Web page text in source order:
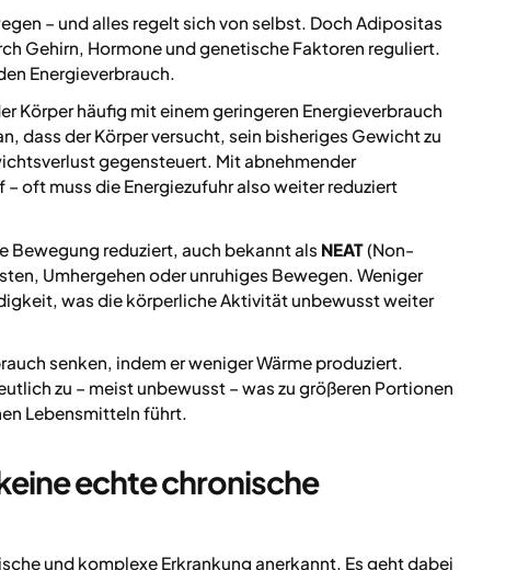
– und alles regelt sich von selbst. Doch Adipositas
Gehirn, Hormone und genetische Faktoren reguliert.
Energieverbrauch.
Körper häufig mit einem geringeren Energieverbrauch
dass der Körper versucht, sein bisheriges Gewicht zu
gegensteuert. Mit abnehmender
oft muss die Energiezufuhr also weiter reduziert
Bewegung reduziert, auch bekannt als NEAT(Non-
Umhergehen oder unruhiges Bewegen. Weniger
was die körperliche Aktivität unbewusst weiter
senken, indem er weniger Wärme produziert.
zu – meist unbewusst – was zu größeren Portionen
Lebensmitteln führt.
echte chronische
und komplexe Erkrankung anerkannt. Es geht dabei